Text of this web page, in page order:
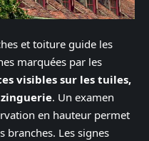
et toiture guide les
marquées par les
visibles sur les tuiles,
. Un examen
en hauteur permet
branches. Les signes